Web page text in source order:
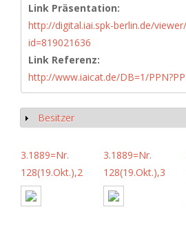
Link Präsentation:
http://digital.iai.spk-berlin.de/
id=819021636
Link Referenz:
http://www.iaicat.de/DB=1/
Show
Besitzer
3.1889=Nr.
128(19.Okt.),2
3.1889=Nr.
128(19.Okt.),3